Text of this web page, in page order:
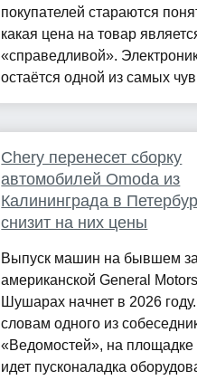
покупателей стараются
какая цена на товар
«справедливой».
остаётся одной из самых
Chery перенесет сборку
автомобилей Omoda из
Калининграда в
снизит на них цены
Выпуск машин на бывшем
американской General
Шушарах начнет в 2026
словам одного из
«Ведомостей», на площадке
идет пусконаладка